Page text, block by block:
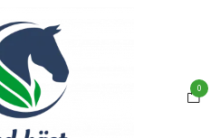
0